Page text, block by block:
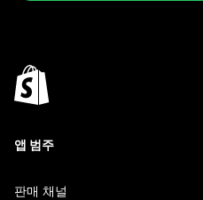
앱 범주
판매 채널